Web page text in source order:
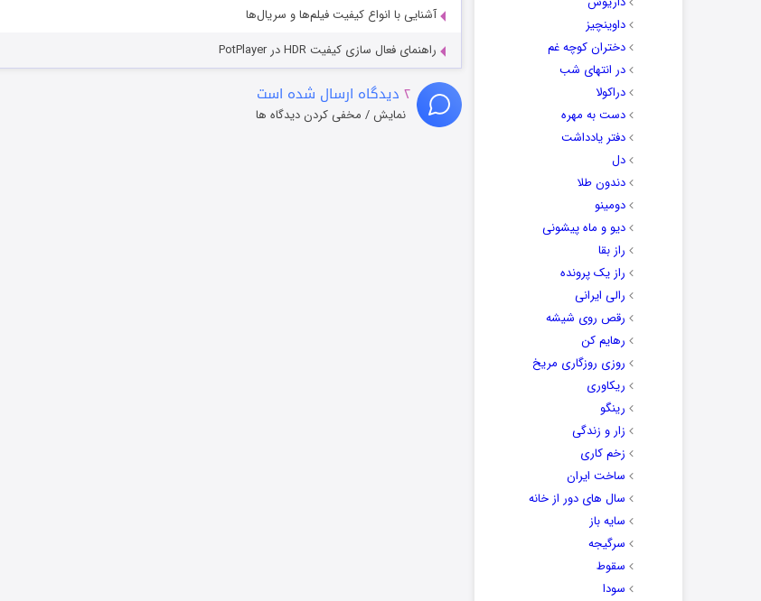
داوینچیز
دختران کوچه غم
در انتهای شب
دراکولا
دست به مهره
دفتر یادداشت
دل
دندون طلا
دومینو
دیو و ماه پیشونی
راز بقا
راز یک پرونده
رالی ایرانی
رقص روی شیشه
رهایم کن
روزی روزگاری مریخ
ریکاوری
رینگو
زار و زندگی
زخم کاری
ساخت ایران
سال های دور از خانه
سایه باز
سرگیجه
سقوط
سودا
آشنایی با انواع کیفیت فیلم‌ها و سریال‌ها
راهنمای فعال سازی کیفیت HDR در PotPlayer
۲ دیدگاه ارسال شده است
نمایش / مخفی کردن دیدگاه ها